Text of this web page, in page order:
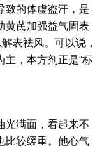
致的体虚盗汗，是
黄芪加强益气固表
表祛风。可以说，
，本方剂正是“标
光满面，看起来不
比较缓重。他心气